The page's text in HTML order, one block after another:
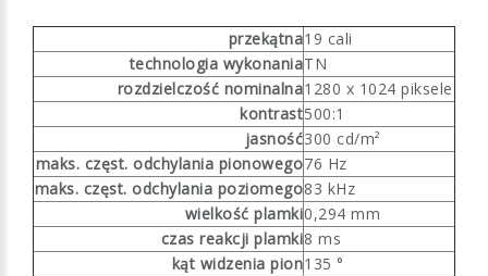
przekątna19 cali
technologia wykonaniaTN
rozdzielczość nominalna1280 x 1024 piksele
kontrast500:1
jasność300 cd/m²
maks. częst. odchylania pionowego76 Hz
maks. częst. odchylania poziomego83 kHz
wielkość plamki0,294 mm
czas reakcji plamki8 ms
kąt widzenia pion135 °